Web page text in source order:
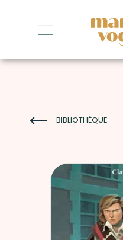
+
+
+
BIBLIOTHÈQUE